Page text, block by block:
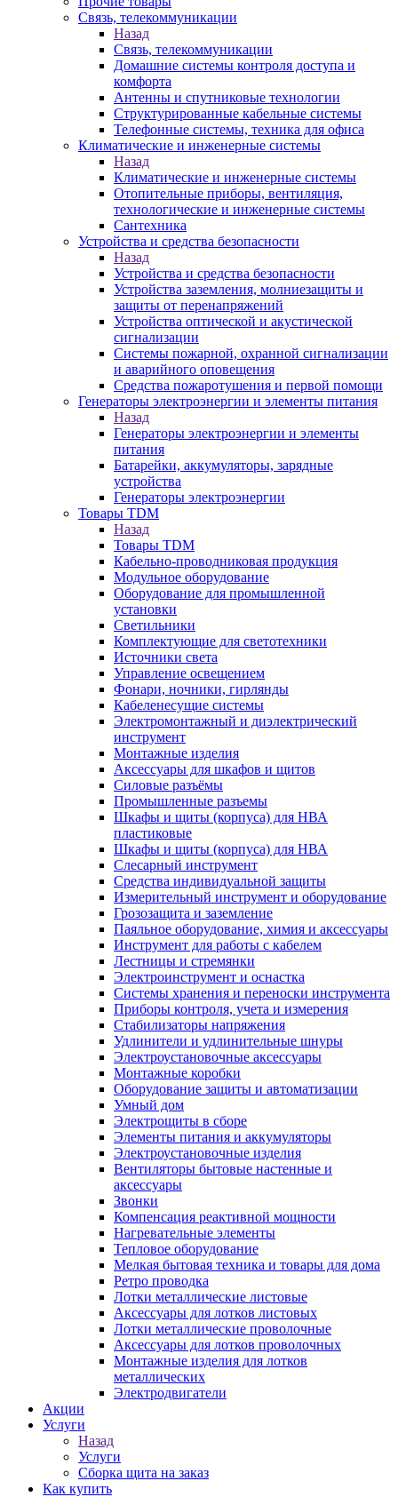
Связь, телекоммуникации
Назад
Связь, телекоммуникации
Домашние системы контроля доступа и
комфорта
Антенны и спутниковые технологии
Структурированные кабельные системы
Телефонные системы, техника для офиса
Климатические и инженерные системы
Назад
Климатические и инженерные системы
Отопительные приборы, вентиляция,
технологические и инженерные системы
Сантехника
Устройства и средства безопасности
Назад
Устройства и средства безопасности
Устройства заземления, молниезащиты и
защиты от перенапряжений
Устройства оптической и акустической
сигнализации
Системы пожарной, охранной сигнализации
и аварийного оповещения
Средства пожаротушения и первой помощи
Генераторы электроэнергии и элементы питания
Назад
Генераторы электроэнергии и элементы
питания
Батарейки, аккумуляторы, зарядные
устройства
Генераторы электроэнергии
Товары TDM
Назад
Товары TDM
Кабельно-проводниковая продукция
Модульное оборудование
Оборудование для промышленной
установки
Светильники
Комплектующие для светотехники
Источники света
Управление освещением
Фонари, ночники, гирлянды
Кабеленесущие системы
Электромонтажный и диэлектрический
инструмент
Монтажные изделия
Аксессуары для шкафов и щитов
Силовые разъёмы
Промышленные разъемы
Шкафы и щиты (корпуса) для НВА
пластиковые
Шкафы и щиты (корпуса) для НВА
Слесарный инструмент
Средства индивидуальной защиты
Измерительный инструмент и оборудование
Грозозащита и заземление
Паяльное оборудование, химия и аксессуары
Инструмент для работы с кабелем
Лестницы и стремянки
Электроинструмент и оснастка
Системы хранения и переноски инструмента
Приборы контроля, учета и измерения
Стабилизаторы напряжения
Удлинители и удлинительные шнуры
Электроустановочные аксессуары
Монтажные коробки
Оборудование защиты и автоматизации
Умный дом
Электрощиты в сборе
Элементы питания и аккумуляторы
Электроустановочные изделия
Вентиляторы бытовые настенные и
аксессуары
Звонки
Компенсация реактивной мощности
Нагревательные элементы
Тепловое оборудование
Мелкая бытовая техника и товары для дома
Ретро проводка
Лотки металлические листовые
Аксессуары для лотков листовых
Лотки металлические проволочные
Аксессуары для лотков проволочных
Монтажные изделия для лотков
металлических
Электродвигатели
Акции
Услуги
Назад
Услуги
Сборка щита на заказ
Как купить